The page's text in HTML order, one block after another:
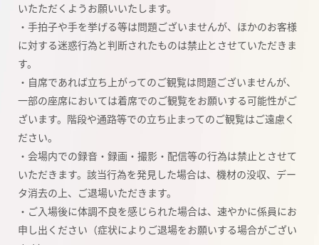
いたただくようお願いいたします。
・手拍子や手を挙げる等は問題ございませんが、ほかのお客様
に対する迷惑行為と判断されたものは禁止とさせていただきま
す。
・自席であれば立ち上がってのご観覧は問題ございませんが、
一部の座席においては着席でのご観覧をお願いする可能性がご
ざいます。階段や通路等での立ち止まってのご観覧はご遠慮く
ださい。
・会場内での録音・録画・撮影・配信等の行為は禁止とさせて
いただきます。該当行為を発見した場合は、機材の没収、デー
タ消去の上、ご退場いただきます。
・ご入場後に体調不良を感じられた場合は、速やかに係員にお
申し出ください（症状によりご退場をお願いする場合がござい